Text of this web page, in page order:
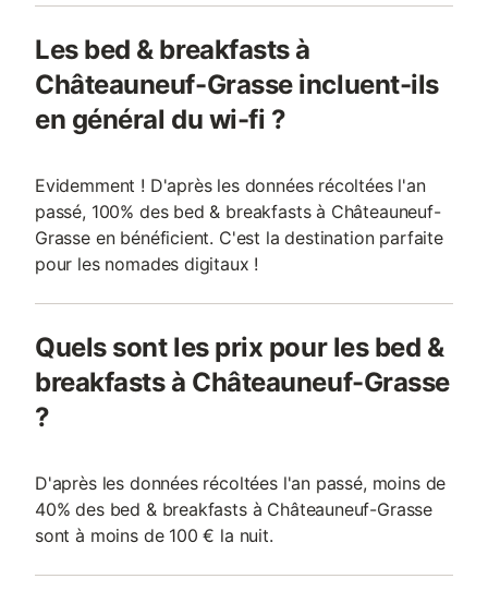
Les bed & breakfasts à
Châteauneuf-Grasse incluent-ils
en général du wi-fi ?
Evidemment ! D'après les données récoltées l'an
passé, 100% des bed & breakfasts à Châteauneuf-
Grasse en bénéficient. C'est la destination parfaite
pour les nomades digitaux !
Quels sont les prix pour les bed &
breakfasts à Châteauneuf-Grasse
?
D'après les données récoltées l'an passé, moins de
40% des bed & breakfasts à Châteauneuf-Grasse
sont à moins de 100 € la nuit.